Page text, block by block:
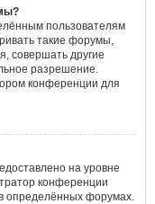
пользователям
такие форумы,
совершать другие
разрешение.
конференции для
на уровне
конференции
определённых форумах.